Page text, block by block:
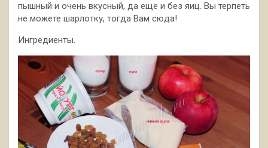
пышный и очень вкусный, да еще и без яиц. Вы терпеть
не можете шарлотку, тогда Вам сюда!
Ингредиенты.